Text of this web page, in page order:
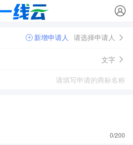
新增申请人 请选择申请人
文字
0/200